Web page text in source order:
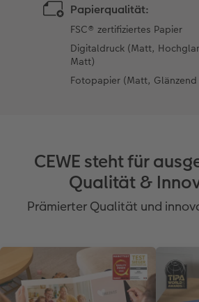
Papierqualität:
FSC® zertifiziertes Papier
Digitaldruck (Matt,
Matt)
Fotopapier (Matt,
CEWE steht für
Qualität &
Prämierter Qualität und